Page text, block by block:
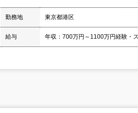
勤務地 東京都港区
給与 年収：700万円～1100万円経験・